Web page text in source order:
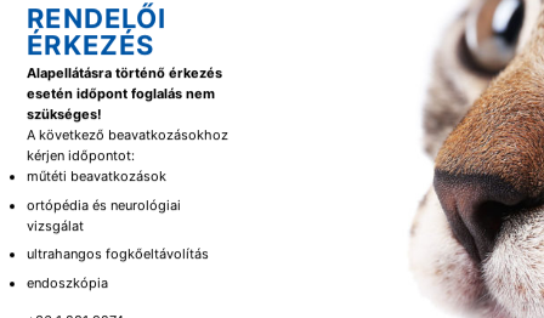
RENDELŐI
ÉRKEZÉS
Alapellátásra történő érkezés
esetén időpont foglalás nem
szükséges!
A következő beavatkozásokhoz
kérjen időpontot:
műtéti beavatkozások
ortópédia és neurológiai
vizsgálat
ultrahangos fogkőeltávolítás
endoszkópia